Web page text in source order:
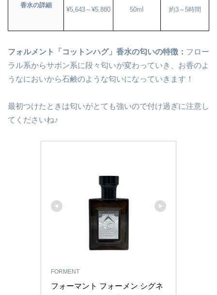
香水の詳細
¥5,643～¥5,880 50mⅼ 約3～5時間
フォルメント「コットンハグ」香水の匂いの特徴： フロー
ラル系からサボン系に段々匂いが変わっていき、お香のよ
うなにおいから石鹸のような匂いになっていきます！
最初つけたときは匂いがとても強いので付け過ぎに注意し
てくださいね♪
FORMENT
フォーマント フォーメン シグネ